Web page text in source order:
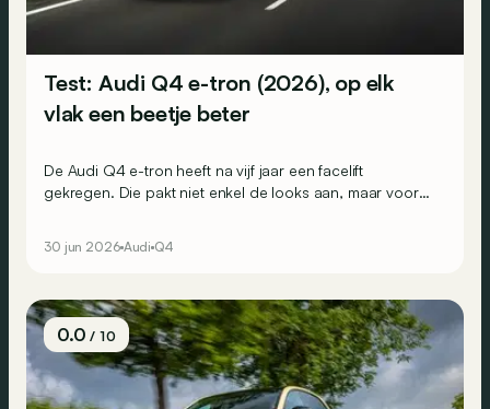
Test: Audi Q4 e-tron (2026), op elk
vlak een beetje beter
De Audi Q4 e-tron heeft na vijf jaar een facelift
gekregen. Die pakt niet enkel de looks aan, maar vooral
steeds sterkere concurrentie?
30 jun 2026 Audi Q4
0.0/ 10